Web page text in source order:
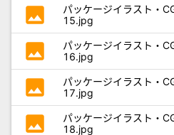
photo
パッケージイラスト・
15.jpg
photo
パッケージイラスト・
16.jpg
photo
パッケージイラスト・
17.jpg
photo
パッケージイラスト・
18.jpg